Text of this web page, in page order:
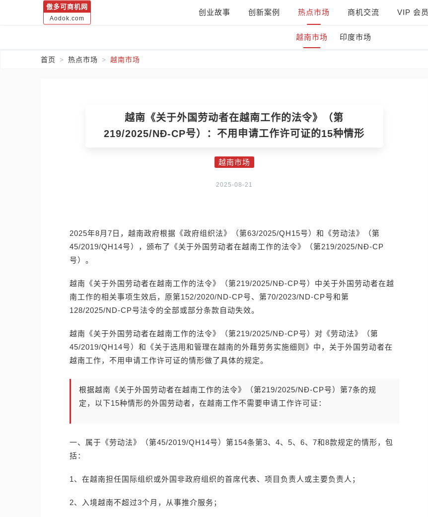
傲多可商机网
Aodok.com
创业故事 创新案例 热点市场 商机交流 VIP 会员
越南市场 印度市场
首页 热点市场 越南市场
越南《关于外国劳动者在越南工作的法令》（第
219/2025/NĐ-CP号）：不用申请工作许可证的15种情形
越南市场
2025-08-21
2025年8月7日，越南政府根据《政府组织法》（第63/2025/QH15号）和《劳动法》（第
45/2019/QH14号），颁布了《关于外国劳动者在越南工作的法令》（第219/2025/NĐ-CP
号）。
越南《关于外国劳动者在越南工作的法令》（第219/2025/NĐ-CP号）中关于外国劳动者在越
南工作的相关事项生效后，原第152/2020/ND-CP号、第70/2023/ND-CP号和第
128/2025/ND-CP号法令的全部或部分条款自动失效。
越南《关于外国劳动者在越南工作的法令》（第219/2025/NĐ-CP号）对《劳动法》（第
45/2019/QH14号）和《关于选用和管理在越南的外藉劳务实施细则》中，关于外国劳动者在
越南工作，不用申请工作许可证的情形做了具体的规定。
根据越南《关于外国劳动者在越南工作的法令》（第219/2025/NĐ-CP号）第7条的规
定，以下15种情形的外国劳动者，在越南工作不需要申请工作许可证：
一、属于《劳动法》（第45/2019/QH14号）第154条第3、4、5、6、7和8款规定的情形，包
括：
1、在越南担任国际组织或外国非政府组织的首席代表、项目负责人或主要负责人；
2、入境越南不超过3个月，从事推介服务；